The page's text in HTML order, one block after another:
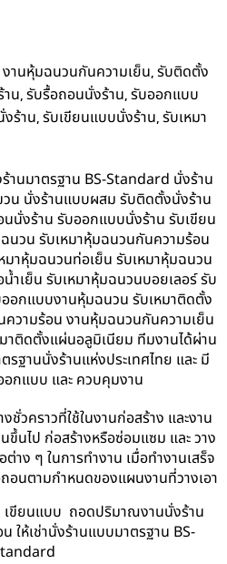
งานหุ้มฉนวนกันความเย็น,รับติดตั้ง
น,รับรื้อถอนนั่งร้าน,รับออกแบบ
ร้าน,รับเขียนแบบนั่งร้าน,รับเหมา
ร้านมาตรฐาน BS-Standard นั่งร้าน
น นั่งร้านแบบผสม รับติดตั้งนั่งร้าน
นั่งร้าน รับออกแบบนั่งร้าน รับเขียน
วน รับเหมาหุ้มฉนวนกันความร้อน
าหุ้มฉนวนท่อเย็น รับเหมาหุ้มฉนวน
ำเย็น รับเหมาหุ้มฉนวนบอยเลอร์ รับ
อกแบบงานหุ้มฉนวน รับเหมาติดตั้ง
วามร้อน งานหุ้มฉนวนกันความเย็น
ติดตั้งแผ่นอลูมิเนียม ทีมงานได้ผ่าน
ฐานนั่งร้านแห่งประเทศไทย และ มี
กแบบ และ ควบคุมงาน
ชั่วคราวที่ใช้ในงานก่อสร้าง และงาน
นไป ก่อสร้างหรือซ่อมแซม และ วาง
ง ๆ ในการทำงาน เมื่อทำงานเสร็จ
อนตามกำหนดของแผนงานที่วางเอา
เขียนแบบ ถอดปริมาณงานนั่งร้าน
ให้เช่านั่งร้านแบบมาตรฐาน BS-